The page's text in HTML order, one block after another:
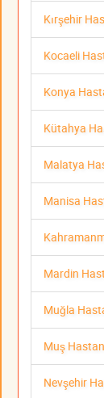
Kırşehir
Kocaeli
Konya
Kütahya
Malatya
Manisa
Mardin
Muğla
Muş
Nevşehir